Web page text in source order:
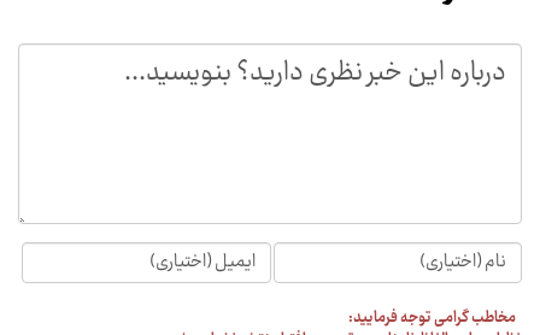
مخاطب گرامی توجه فرمایید: